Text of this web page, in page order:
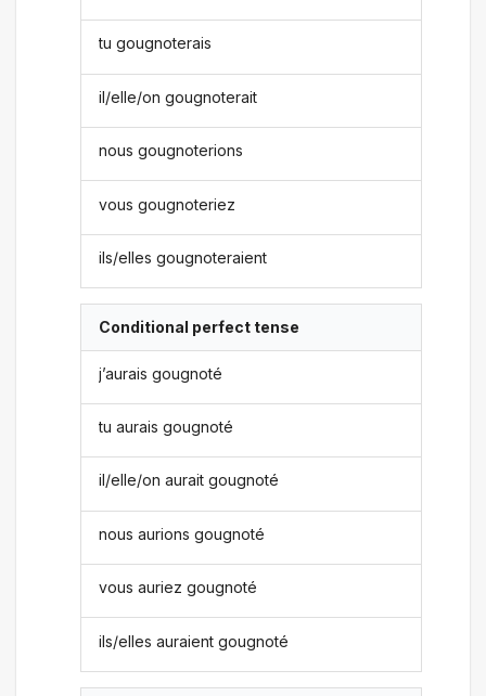
tu gougnoterais
il/elle/on gougnoterait
nous gougnoterions
vous gougnoteriez
ils/elles gougnoteraient
Conditional perfect tense
j’aurais gougnoté
tu aurais gougnoté
il/elle/on aurait gougnoté
nous aurions gougnoté
vous auriez gougnoté
ils/elles auraient gougnoté